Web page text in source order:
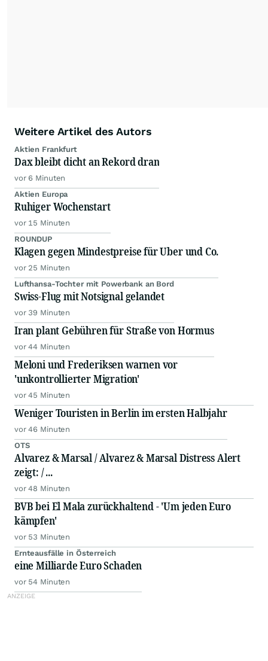
Weitere Artikel des Autors
Aktien Frankfurt
Dax bleibt dicht an Rekord dran
vor 6 Minuten
Aktien Europa
Ruhiger Wochenstart
vor 15 Minuten
ROUNDUP
Klagen gegen Mindestpreise für Uber und Co.
vor 25 Minuten
Lufthansa-Tochter mit Powerbank an Bord
Swiss-Flug mit Notsignal gelandet
vor 39 Minuten
Iran plant Gebühren für Straße von Hormus
vor 44 Minuten
Meloni und Frederiksen warnen vor
'unkontrollierter Migration'
vor 45 Minuten
Weniger Touristen in Berlin im ersten Halbjahr
vor 46 Minuten
OTS
Alvarez & Marsal / Alvarez & Marsal Distress Alert
zeigt: / ...
vor 48 Minuten
BVB bei El Mala zurückhaltend - 'Um jeden Euro
kämpfen'
vor 53 Minuten
Ernteausfälle in Österreich
eine Milliarde Euro Schaden
vor 54 Minuten